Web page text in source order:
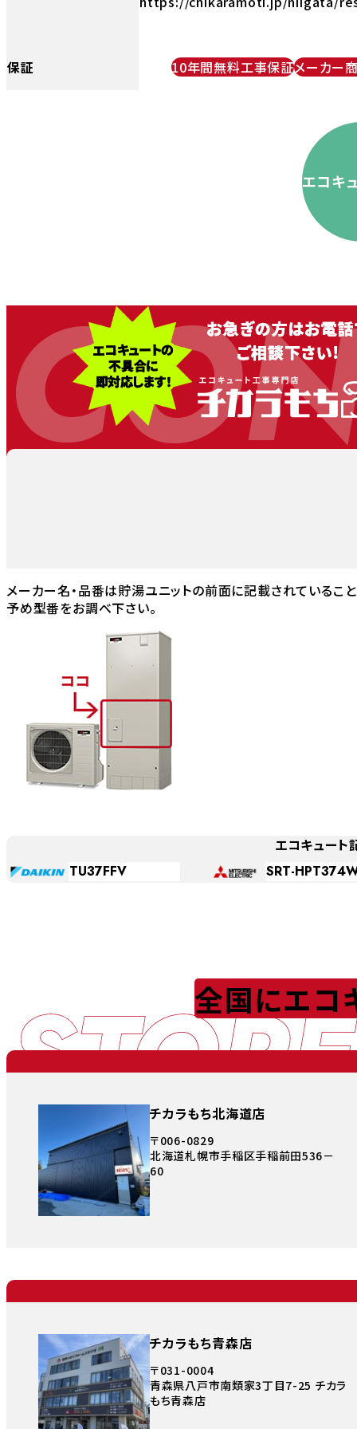
保証 10年間無料工事保証メーカー
エコキ
メーカー名・品番は貯湯ユニットの前面に記載されていること
予め型番をお調べ下さい。
エコキュート
TU37FFV SRT-
STORE
全国にエコ
チカラもち北海道店
〒006-0829
北海道札幌市手稲区手稲前田536－
60
チカラもち青森店
〒031-0004
青森県八戸市南類家3丁目7-25 チカラ
もち青森店